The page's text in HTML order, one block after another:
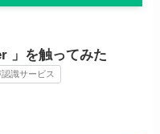
」を触ってみた
識サービス